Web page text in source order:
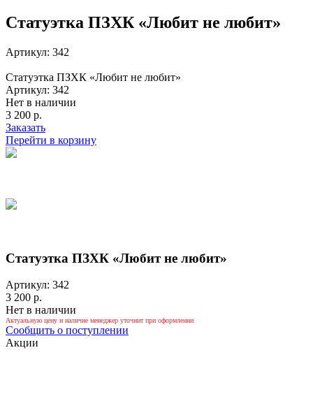
Статуэтка ПЗХК «Любит не любит»
Артикул: 342
Статуэтка ПЗХК «Любит не любит»
Артикул: 342
Нет в наличии
3 200 р.
Заказать
Перейти в корзину
Статуэтка ПЗХК «Любит не любит»
Артикул: 342
3 200 р.
Нет в наличии
Актуальную цену и наличие менеджер уточнит при оформлении
Сообщить о поступлении
Акции